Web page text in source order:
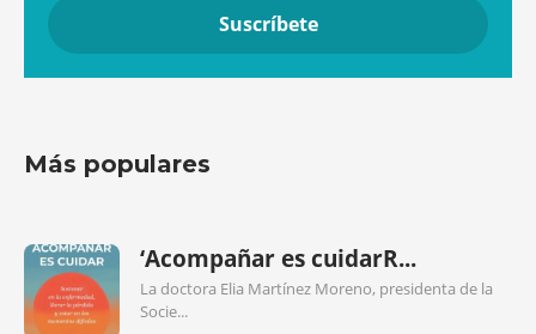
Más populares
‘Acompañar es cuidarR...
La doctora Elia Martínez Moreno, presidenta de la
Socie...